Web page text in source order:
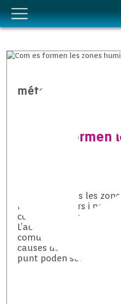
méteo temps i
Com es formen
Són nombroses les
ha a les Balears i només
consideració les més
L’acumulació massiva
comú de les zones
causes de com s’ha
punt poden ser diverses.